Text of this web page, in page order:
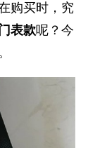
购买时，究
表款呢？今